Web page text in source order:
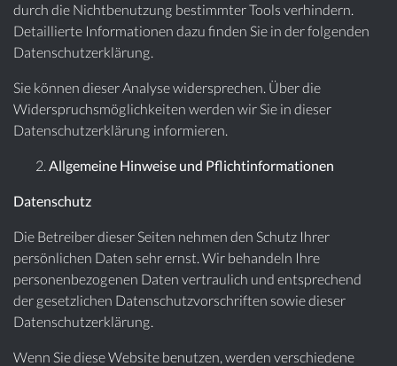
durch die Nichtbenutzung bestimmter Tools verhindern.
Detaillierte Informationen dazu finden Sie in der folgenden
Datenschutzerklärung.
Sie können dieser Analyse widersprechen. Über die
Widerspruchsmöglichkeiten werden wir Sie in dieser
Datenschutzerklärung informieren.
Allgemeine Hinweise und Pflichtinformationen
Datenschutz
Die Betreiber dieser Seiten nehmen den Schutz Ihrer
persönlichen Daten sehr ernst. Wir behandeln Ihre
personenbezogenen Daten vertraulich und entsprechend
der gesetzlichen Datenschutzvorschriften sowie dieser
Datenschutzerklärung.
Wenn Sie diese Website benutzen, werden verschiedene